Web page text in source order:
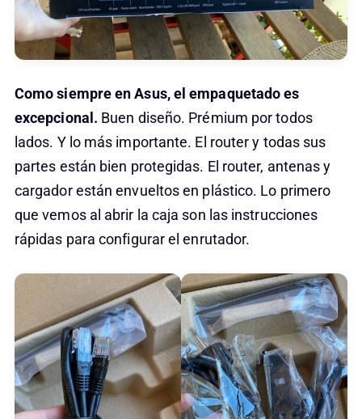
Como siempre en Asus, el empaquetado es
excepcional. Buen diseño. Prémium por todos
lados. Y lo más importante. El router y todas sus
partes están bien protegidas. El router, antenas y
cargador están envueltos en plástico. Lo primero
que vemos al abrir la caja son las instrucciones
rápidas para configurar el enrutador.